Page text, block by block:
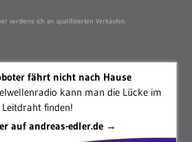
verdiene ich an qualifizierten Verkäufen.
fährt nicht nach Hause
kann man die Lücke im
Leitdraht finden!
auf andreas-edler.de →